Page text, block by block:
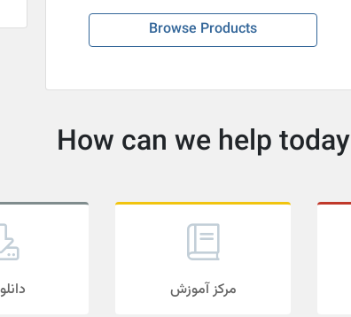
Browse Products
How can we help today
مرکز آموزش